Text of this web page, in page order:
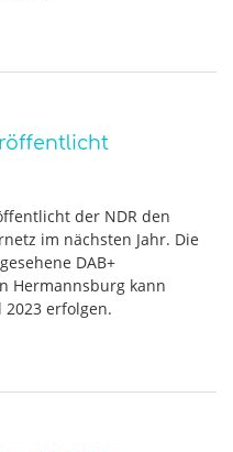
der NDR den
im nächsten Jahr. Die
DAB+
Hermannsburg kann
erfolgen.